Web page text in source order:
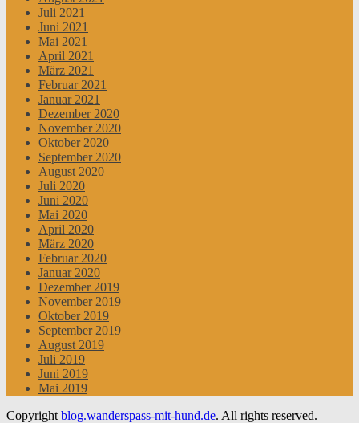
Juli 2021
Juni 2021
Mai 2021
April 2021
März 2021
Februar 2021
Januar 2021
Dezember 2020
November 2020
Oktober 2020
September 2020
August 2020
Juli 2020
Juni 2020
Mai 2020
April 2020
März 2020
Februar 2020
Januar 2020
Dezember 2019
November 2019
Oktober 2019
September 2019
August 2019
Juli 2019
Juni 2019
Mai 2019
Copyright blog.wanderspass-mit-hund.de. All rights reserved.